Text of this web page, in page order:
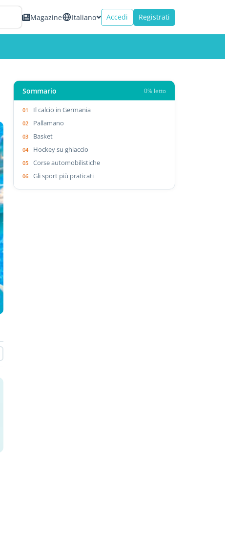
Magazine Italiano Accedi Registrati
Sommario 0% letto
Il calcio in Germania
Pallamano
Basket
Hockey su ghiaccio
Corse automobilistiche
Gli sport più praticati